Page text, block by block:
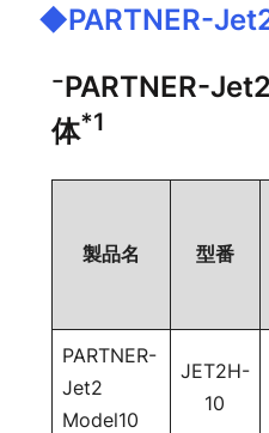
◆PARTNER-
⁻PARTNER-
体*1
製品名 型番
PARTNER-
Jet2
Model10
JET2H-
10